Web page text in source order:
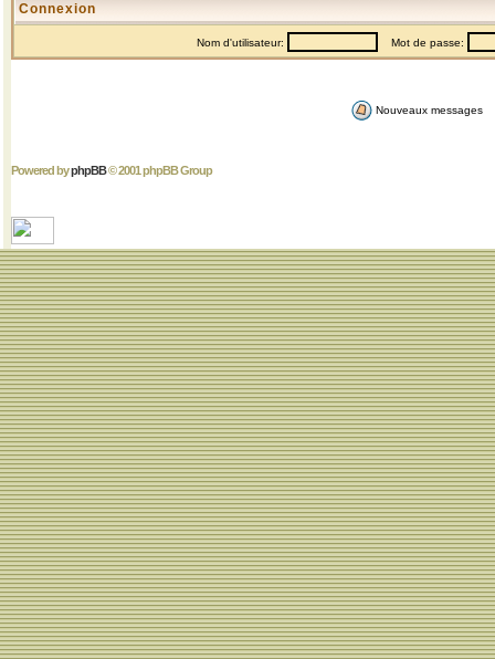
Connexion
Nom d'utilisateur: Mot de passe:
Nouveaux messages
Powered byphpBB© 2001 phpBB Group